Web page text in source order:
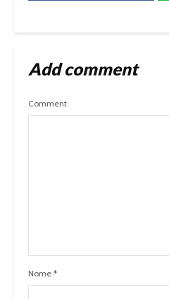
Add comment
Comment
Nome *